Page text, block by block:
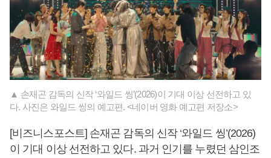
▲ 손재곤 감독의 신작 ‘와일드 씽’(2026)이 기대 이상 선전하고 있
다. 사진은 와일드 씽의 예고편. <네이버 영화 예고편 저장소>
[비즈니스포스트] 손재곤 감독의 신작 ‘와일드 씽’(2026)
이 기대 이상 선전하고 있다. 과거 인기를 누렸던 삼인조